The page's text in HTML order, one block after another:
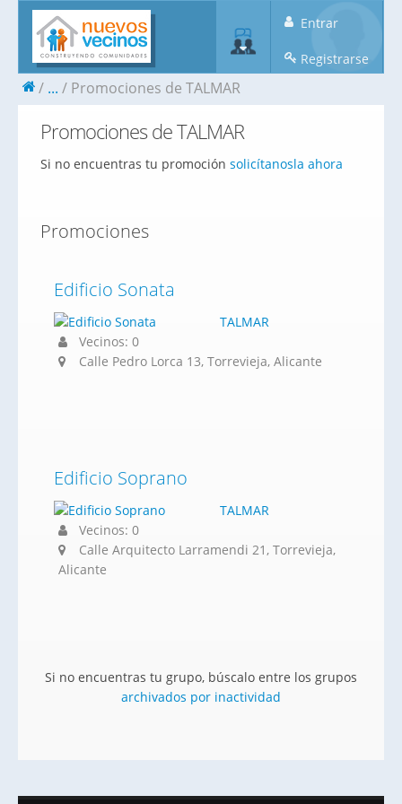
Entrar
Registrarse
... Promociones de TALMAR
Promociones de TALMAR
Si no encuentras tu promoción solicítanosla ahora
Promociones
Edificio Sonata
TALMAR
Vecinos: 0
Calle Pedro Lorca 13, Torrevieja, Alicante
Edificio Soprano
TALMAR
Vecinos: 0
Calle Arquitecto Larramendi 21, Torrevieja,
Alicante
Si no encuentras tu grupo, búscalo entre los grupos
archivados por inactividad